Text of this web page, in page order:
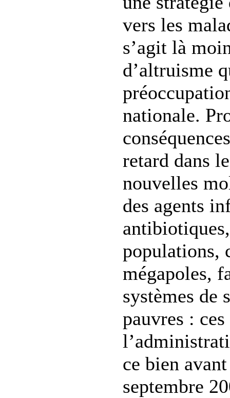
vers les
s’agit là
d’altruisme
nationale.
retard dans
nouvelles
des agents
populations,
mégapoles,
systèmes de
pauvres :
ce bien
septembre